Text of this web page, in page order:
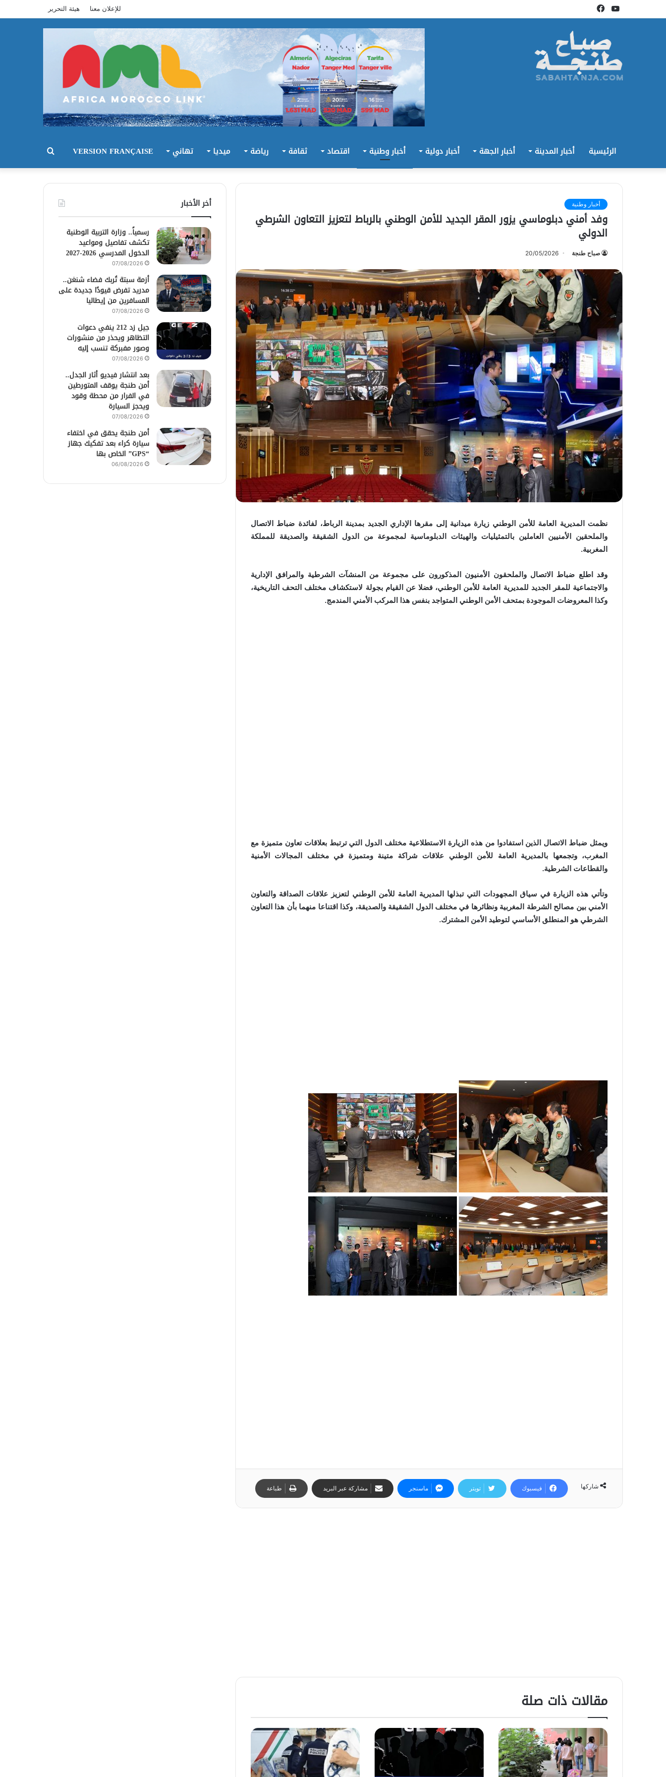
فيسبوكيوتيوب للإعلان معنا هيئة التحرير
الرئيسية أخبار المدينة أخبار الجهة أخبار دولية أخبار وطنية اقتصاد ثقافة رياضة ميديا تهاني VERSION FRANÇAISE بحث
أخبار وطنية
وفد أمني دبلوماسي يزور المقر الجديد للأمن الوطني بالرباط لتعزيز التعاون الشرطي
الدولي
صباح طنجة 20/05/2026
نظمت المديرية العامة للأمن الوطني زيارة ميدانية إلى مقرها الإداري الجديد بمدينة الرباط، لفائدة ضباط الاتصال
والملحقين الأمنيين العاملين بالتمثيليات والهيئات الدبلوماسية لمجموعة من الدول الشقيقة والصديقة للمملكة
المغربية.
وقد اطلع ضباط الاتصال والملحقون الأمنيون المذكورون على مجموعة من المنشآت الشرطية والمرافق الإدارية
والاجتماعية للمقر الجديد للمديرية العامة للأمن الوطني، فضلا عن القيام بجولة لاستكشاف مختلف التحف التاريخية،
وكذا المعروضات الموجودة بمتحف الأمن الوطني المتواجد بنفس هذا المركب الأمني المندمج.
ويمثل ضباط الاتصال الذين استفادوا من هذه الزيارة الاستطلاعية مختلف الدول التي ترتبط بعلاقات تعاون متميزة مع
المغرب، وتجمعها بالمديرية العامة للأمن الوطني علاقات شراكة متينة ومتميزة في مختلف المجالات الأمنية
والقطاعات الشرطية.
وتأتي هذه الزيارة في سياق المجهودات التي تبذلها المديرية العامة للأمن الوطني لتعزيز علاقات الصداقة والتعاون
الأمني بين مصالح الشرطة المغربية ونظائرها في مختلف الدول الشقيقة والصديقة، وكذا اقتناعا منهما بأن هذا التعاون
الشرطي هو المنطلق الأساسي لتوطيد الأمن المشترك.
شاركها فيسبوك تويتر ماسنجر مشاركة عبر البريد طباعة
مقالات ذات صلة
أخر الأخبار
رسمياً.. وزارة التربية الوطنية
تكشف تفاصيل ومواعيد
الدخول المدرسي 2026-2027
07/08/2026
أزمة سبتة تُربك فضاء شنغن..
مدريد تفرض قيودًا جديدة على
المسافرين من إيطاليا
07/08/2026
جيل زد 212 ينفي دعوات
التظاهر ويحذر من منشورات
وصور مفبركة تنسب إليه
07/08/2026
بعد انتشار فيديو أثار الجدل..
أمن طنجة يوقف المتورطين
في الفرار من محطة وقود
ويحجز السيارة
07/08/2026
أمن طنجة يحقق في اختفاء
سيارة كراء بعد تفكيك جهاز
“GPS” الخاص بها
06/08/2026